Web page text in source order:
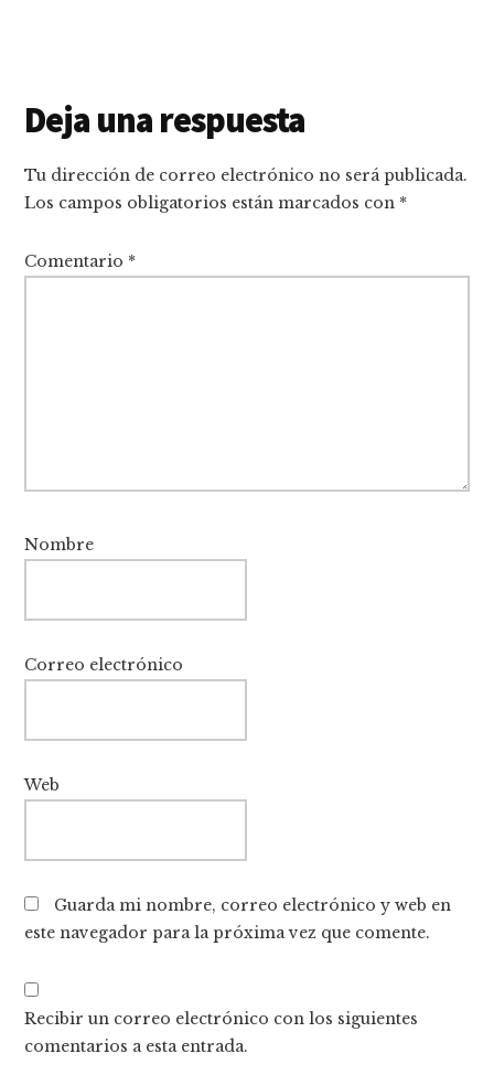
Interacciones
con
los
Deja una respuesta
Tu dirección de correo electrónico no será publicada.
Los campos obligatorios están marcados con *
Comentario *
Nombre
Correo electrónico
Web
Guarda mi nombre, correo electrónico y web en
este navegador para la próxima vez que comente.
Recibir un correo electrónico con los siguientes
comentarios a esta entrada.